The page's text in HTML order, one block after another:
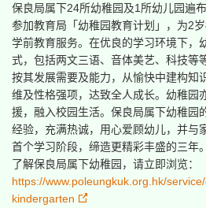
保良局属下24所幼稚园及1所幼儿园遍
参加教育局「幼稚园教育计划」，为2
学前教育服务。在优良的学习环境下，
式，包括两文三语、音体美艺、科技等
按其发展需要及能力，从愉快中建构知
维及性格强项，达致全人成长。幼稚园
援，融入校园生活。保良局属下幼稚园
经验，充满热诚，用心爱顾幼儿，并与
首个学习阶段，缔造更精彩丰盛的三年。
了解保良局属下幼稚园，请立即浏览：
https://www.poleungkuk.org.hk/
kindergarten